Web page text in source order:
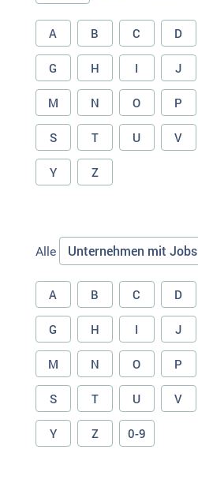
A B C D
G H I J
M N O P
S T U V
Y Z
Alle Unternehmen mit Jobs
A B C D
G H I J
M N O P
S T U V
Y Z 0-9